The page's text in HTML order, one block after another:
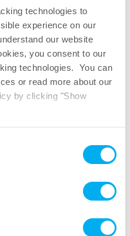
technologies to
experience on our
our website
you consent to our
technologies. You can
or read more about our
by clicking "Show